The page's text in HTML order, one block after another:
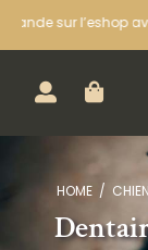
Passer
sur l’eshop avec
HOME CHIEN